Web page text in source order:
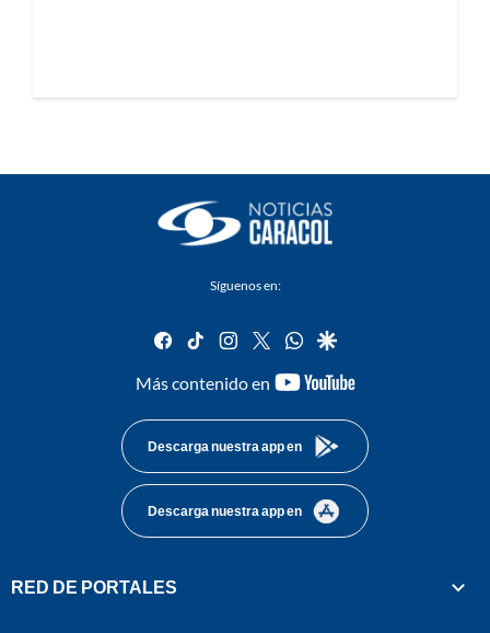
Síguenos en:
facebook
tiktok instagram
twitterwhatsapp
google
Más contenido en
youtube-
Descarga nuestra app en
Descarga nuestra app en
RED DE PORTALES